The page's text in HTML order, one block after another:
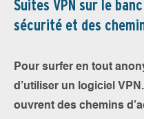
Suites VPN sur le
sécurité et des
Pour surfer en tout
d’utiliser un logiciel
ouvrent des chemins